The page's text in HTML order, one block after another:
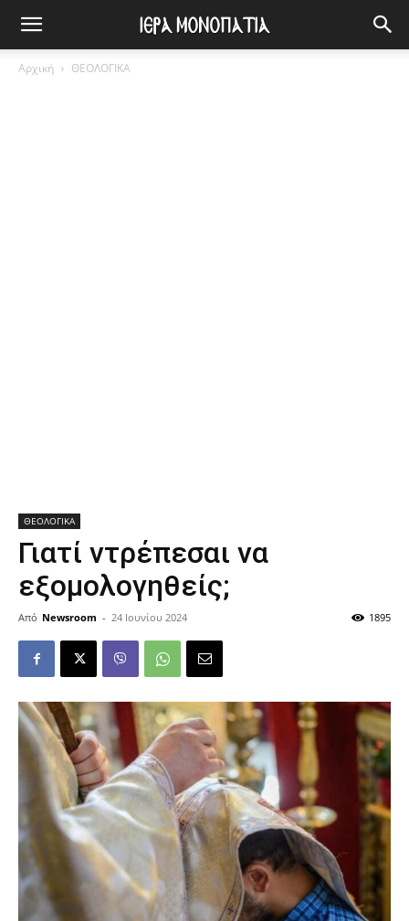
Αρχική ΘΕΟΛΟΓΙΚΑ
ΘΕΟΛΟΓΙΚΑ
Γιατί ντρέπεσαι να
εξομολογηθείς;
Από Newsroom - 24 Ιουνίου 2024 1895